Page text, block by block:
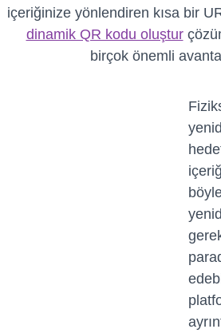
içeriğinize yönlendiren kısa bir
dinamik QR kodu oluştur
birçok önemli